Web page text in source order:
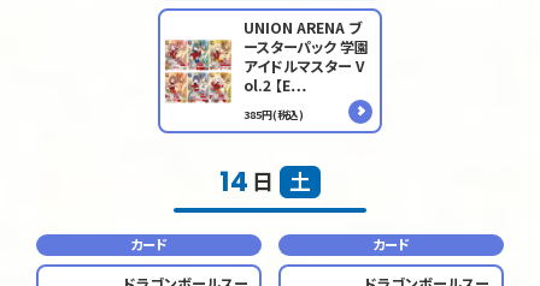
UNION ARENA ブ
ースターパック 学園
アイドルマスター V
ol.2 【E…
385円(税込)
14 日 土
カード カード